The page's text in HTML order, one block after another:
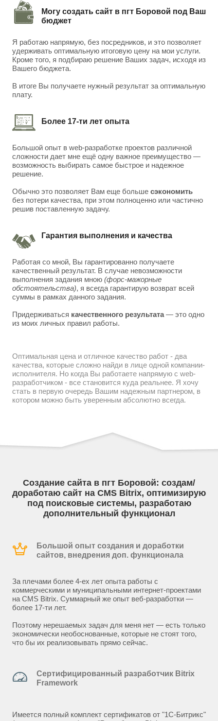
Могу создать сайт в пгт Боровой под Ваш
бюджет
Я работаю напрямую, без посредников, и это позволяет
удерживать оптимальную итоговую цену на мои услуги.
Кроме того, я подбираю решение Ваших задач, исходя из
Вашего бюджета.
В итоге Вы получаете нужный результат за оптимальную
плату.
Более 17-ти лет опыта
Большой опыт в web-разработке проектов различной
сложности дает мне ещё одну важное преимущество —
возможность выбирать самое быстрое и надежное
решение.
Обычно это позволяет Вам еще больше сэкономить
без потери качества, при этом полноценно или частично
решив поставленную задачу.
Гарантия выполнения и качества
Работая со мной, Вы гарантированно получаете
качественный результат. В случае невозможности
выполнения задания мною (форс-мажорные
обстоятельства), я всегда гарантирую возврат всей
суммы в рамках данного задания.
Придерживаться качественного результата— это одно
из моих личных правил работы.
Оптимальная цена и отличное качество работ - два
качества, которые сложно найди в лице одной компании-
исполнителя. Но когда Вы работаете напрямую с web-
разработчиком - все становится куда реальнее. Я хочу
стать в первую очередь Вашим надежным партнером, в
котором можно быть уверенным абсолютно всегда.
Создание сайта в пгт Боровой: создам/
доработаю сайт на CMS Bitrix, оптимизирую
под поисковые системы, разработаю
дополнительный функционал
Большой опыт создания и доработки
сайтов, внедрения доп. функционала
За плечами более 4-ех лет опыта работы с
коммерческими и муниципальными интернет-проектами
на CMS Bitrix. Суммарный же опыт веб-разработки —
более 17-ти лет.
Поэтому нерешаемых задач для меня нет — есть только
экономически необоснованные, которые не стоят того,
что бы их реализовывать прямо сейчас.
Сертифицированный разработчик Bitrix
Framework
Имеется полный комплект сертификатов от "1С-Битрикс"